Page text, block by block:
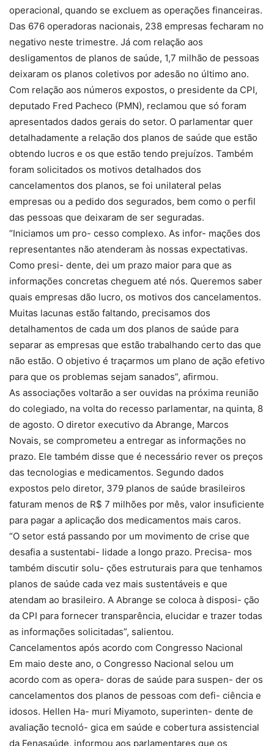
operacional, quando se excluem as operações financeiras.
Das 676 operadoras nacionais, 238 empresas fecharam no
negativo neste trimestre. Já com relação aos
desligamentos de planos de saúde, 1,7 milhão de pessoas
deixaram os planos coletivos por adesão no último ano.
Com relação aos números expostos, o presidente da CPI,
deputado Fred Pacheco (PMN), reclamou que só foram
apresentados dados gerais do setor. O parlamentar quer
detalhadamente a relação dos planos de saúde que estão
obtendo lucros e os que estão tendo prejuízos. Também
foram solicitados os motivos detalhados dos
cancelamentos dos planos, se foi unilateral pelas
empresas ou a pedido dos segurados, bem como o perfil
das pessoas que deixaram de ser seguradas.
“Iniciamos um pro- cesso complexo. As infor- mações dos
representantes não atenderam às nossas expectativas.
Como presi- dente, dei um prazo maior para que as
informações concretas cheguem até nós. Queremos saber
quais empresas dão lucro, os motivos dos cancelamentos.
Muitas lacunas estão faltando, precisamos dos
detalhamentos de cada um dos planos de saúde para
separar as empresas que estão trabalhando certo das que
não estão. O objetivo é traçarmos um plano de ação efetivo
para que os problemas sejam sanados”, afirmou.
As associações voltarão a ser ouvidas na próxima reunião
do colegiado, na volta do recesso parlamentar, na quinta, 8
de agosto. O diretor executivo da Abrange, Marcos
Novais, se comprometeu a entregar as informações no
prazo. Ele também disse que é necessário rever os preços
das tecnologias e medicamentos. Segundo dados
expostos pelo diretor, 379 planos de saúde brasileiros
faturam menos de R$ 7 milhões por mês, valor insuficiente
para pagar a aplicação dos medicamentos mais caros.
“O setor está passando por um movimento de crise que
desafia a sustentabi- lidade a longo prazo. Precisa- mos
também discutir solu- ções estruturais para que tenhamos
planos de saúde cada vez mais sustentáveis e que
atendam ao brasileiro. A Abrange se coloca à disposi- ção
da CPI para fornecer transparência, elucidar e trazer todas
as informações solicitadas”, salientou.
Cancelamentos após acordo com Congresso Nacional
Em maio deste ano, o Congresso Nacional selou um
acordo com as opera- doras de saúde para suspen- der os
cancelamentos dos planos de pessoas com defi- ciência e
idosos. Hellen Ha- muri Miyamoto, superinten- dente de
avaliação tecnoló- gica em saúde e cobertura assistencial
da Fenasaúde, informou aos parlamentares que os